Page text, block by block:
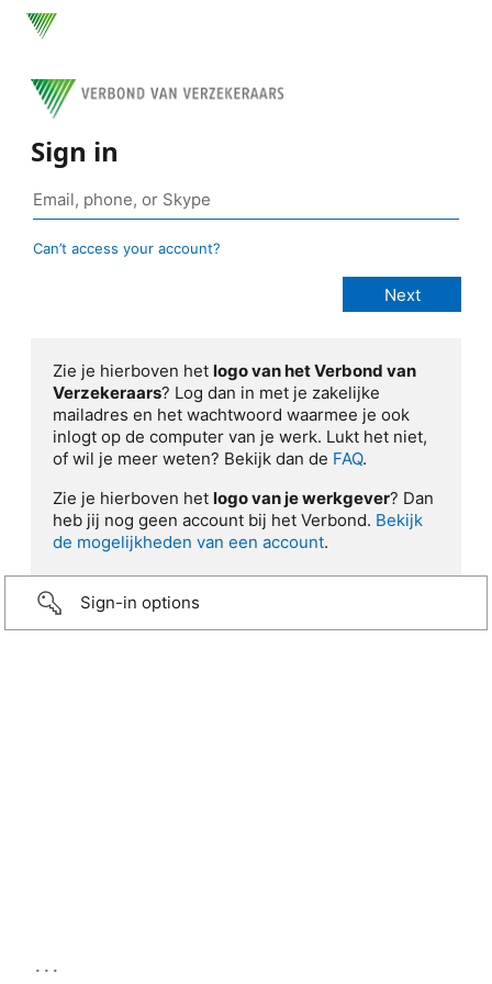
Sign in
Can’t access your account?
Zie je hierboven het logo van het Verbond van
Verzekeraars? Log dan in met je zakelijke
mailadres en het wachtwoord waarmee je ook
inlogt op de computer van je werk. Lukt het niet,
of wil je meer weten? Bekijk dan de FAQ.
Zie je hierboven het logo van je werkgever? Dan
heb jij nog geen account bij het Verbond. Bekijk
de mogelijkheden van een account.
Sign-in options
...